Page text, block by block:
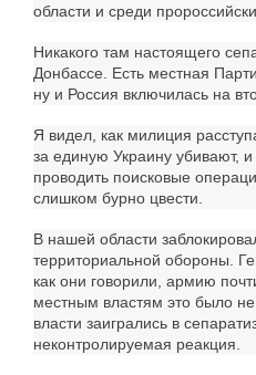
области и среди
Никакого там настоящего
Донбассе. Есть местная
ну и Россия включилась на
Я видел, как милиция
за единую Украину убивают,
проводить поисковые
слишком бурно цвести.
В нашей области
территориальной обороны.
как они говорили, армию
местным властям это было
власти заигрались в
неконтролируемая реакция.